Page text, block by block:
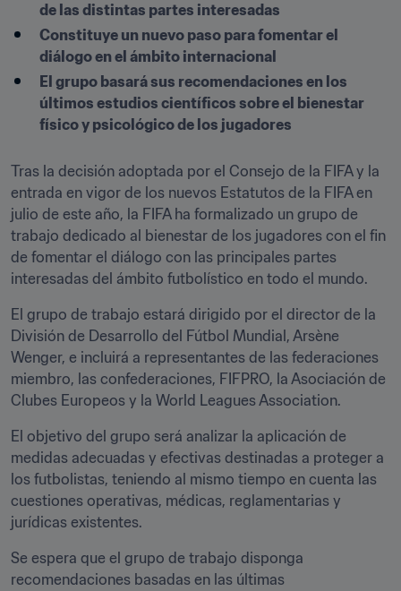
de las distintas partes interesadas
Constituye un nuevo paso para fomentar el
diálogo en el ámbito internacional
El grupo basará sus recomendaciones en los
últimos estudios científicos sobre el bienestar
físico y psicológico de los jugadores
Tras la decisión adoptada por el Consejo de la FIFA y la
entrada en vigor de los nuevos Estatutos de la FIFA en
julio de este año, la FIFA ha formalizado un grupo de
trabajo dedicado al bienestar de los jugadores con el fin
de fomentar el diálogo con las principales partes
interesadas del ámbito futbolístico en todo el mundo.
El grupo de trabajo estará dirigido por el director de la
División de Desarrollo del Fútbol Mundial, Arsène
Wenger, e incluirá a representantes de las federaciones
miembro, las confederaciones, FIFPRO, la Asociación de
Clubes Europeos y la World Leagues Association.
El objetivo del grupo será analizar la aplicación de
medidas adecuadas y efectivas destinadas a proteger a
los futbolistas, teniendo al mismo tiempo en cuenta las
cuestiones operativas, médicas, reglamentarias y
jurídicas existentes.
Se espera que el grupo de trabajo disponga
recomendaciones basadas en las últimas